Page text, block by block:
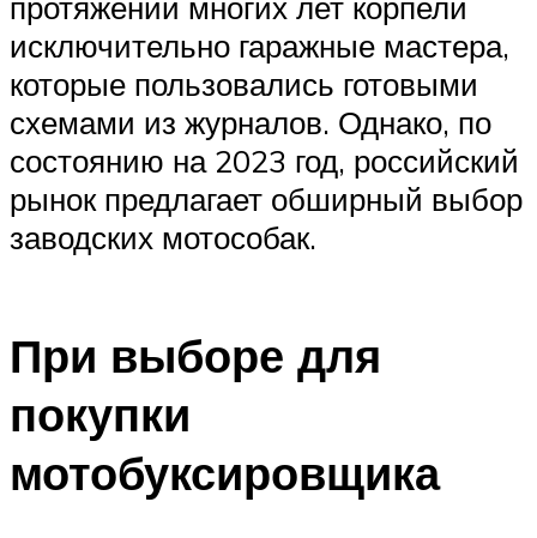
исключительно гаражные мастера,
которые пользовались готовыми
схемами из журналов. Однако, по
состоянию на 2023 год, российский
рынок предлагает обширный выбор
заводских мотособак.
При выборе для
покупки
мотобуксировщика